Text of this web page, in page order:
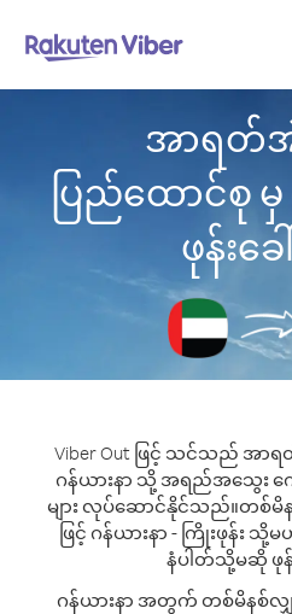
အာရတ်
ပြည်ထောင်စု
ဖုန်းခ
Viber Out ဖြင့် သင်သည် အ
ဂန်ယားနာ သို့ အရည်အသွေး ကေ
များ လုပ်ဆောင်နိုင်သည်။တစ်မိန
ဖြင့် ဂန်ယားနာ - ကြိုးဖုန်း
နံပါတ်သို့မဆို ဖုန်
ဂန်ယားနာ အတွက် တစ်မိနစ်လျှ